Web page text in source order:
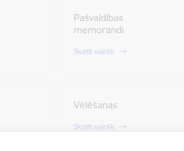
Pašvaldības
memorandi
Skatīt vairāk
Vēlēšanas
Skatīt vairāk